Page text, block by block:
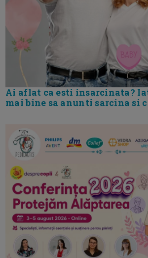
Ai aflat ca esti insarcinata?
mai bine sa anunti sarcina si